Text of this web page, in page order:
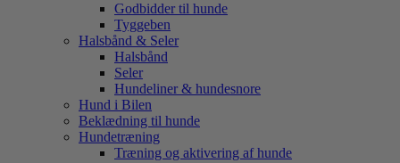
Godbidder til hunde
Tyggeben
Halsbånd & Seler
Halsbånd
Seler
Hundeliner & hundesnore
Hund i Bilen
Beklædning til hunde
Hundetræning
Træning og aktivering af hunde